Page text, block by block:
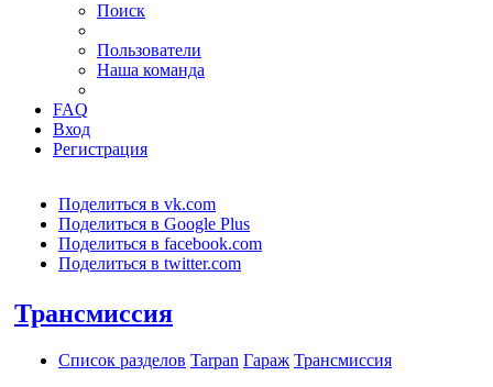
Поиск
Пользователи
Наша команда
FAQ
Вход
Регистрация
Поделиться в vk.com
Поделиться в Google Plus
Поделиться в facebook.com
Поделиться в twitter.com
Трансмиссия
Список разделов Tarpan Гараж Трансмиссия